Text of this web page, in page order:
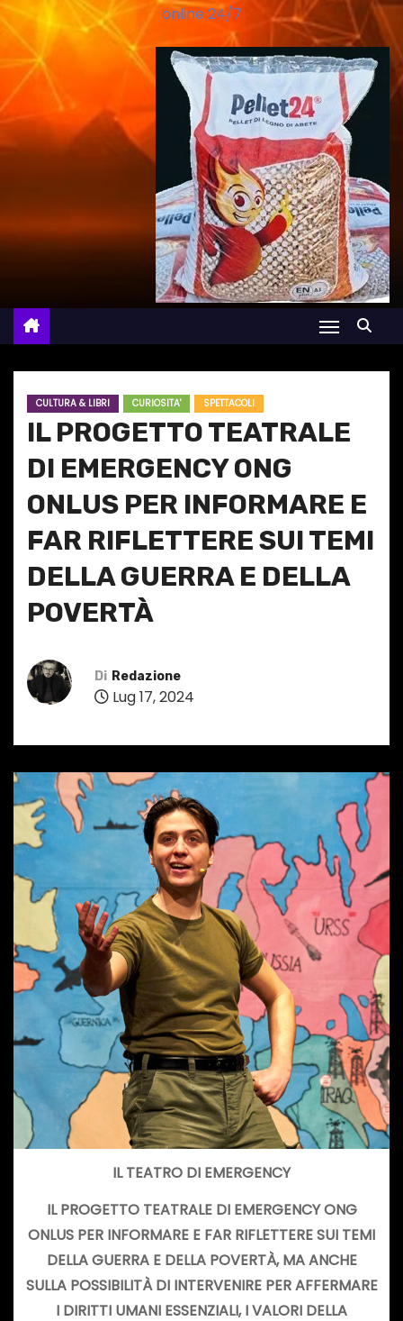
online 24/7
CULTURA & LIBRI CURIOSITA' SPETTACOLI
IL PROGETTO TEATRALE
DI EMERGENCY ONG
ONLUS PER INFORMARE E
FAR RIFLETTERE SUI TEMI
DELLA GUERRA E DELLA
POVERTÀ
Di Redazione
Lug 17, 2024
IL TEATRO DI EMERGENCY
IL PROGETTO TEATRALE DI EMERGENCY ONG
ONLUS PER INFORMARE E FAR RIFLETTERE SUI TEMI
DELLA GUERRA E DELLA POVERTÀ, MA ANCHE
SULLA POSSIBILITÀ DI INTERVENIRE PER AFFERMARE
I DIRITTI UMANI ESSENZIALI, I VALORI DELLA